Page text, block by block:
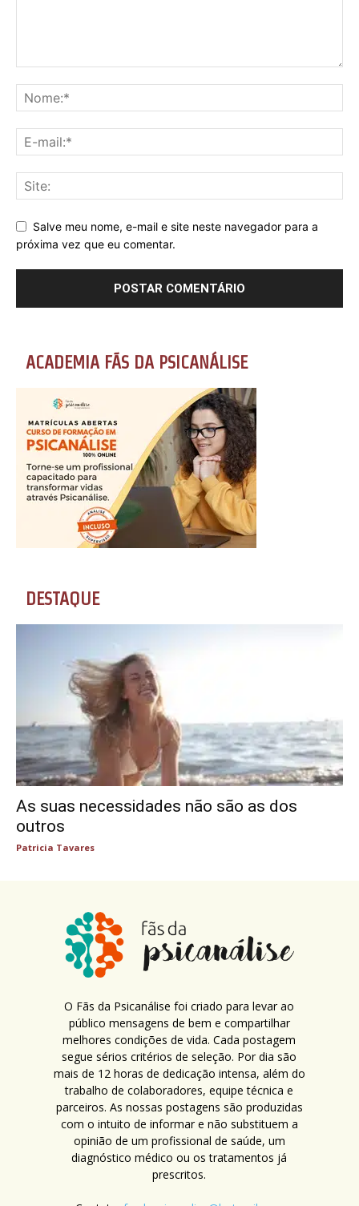
Salve meu nome, e-mail e site neste navegador para a
próxima vez que eu comentar.
ACADEMIA FÃS DA PSICANÁLISE
DESTAQUE
As suas necessidades não são as dos
outros
Patricia Tavares
O Fãs da Psicanálise foi criado para levar ao
público mensagens de bem e compartilhar
melhores condições de vida. Cada postagem
segue sérios critérios de seleção. Por dia são
mais de 12 horas de dedicação intensa, além do
trabalho de colaboradores, equipe técnica e
parceiros. As nossas postagens são produzidas
com o intuito de informar e não substituem a
opinião de um profissional de saúde, um
diagnóstico médico ou os tratamentos já
prescritos.